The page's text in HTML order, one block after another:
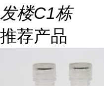
发楼C1栋
推荐产品